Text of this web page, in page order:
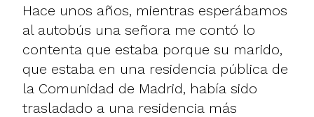
Hace unos años, mientras esperábamos
al autobús una señora me contó lo
contenta que estaba porque su marido,
que estaba en una residencia pública de
la Comunidad de Madrid, había sido
trasladado a una residencia más